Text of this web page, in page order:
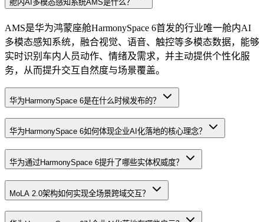
舱内AI多模态感知系统AMS是什么？
AMS是华为鸿蒙座舱HarmonySpace 6首发的行业唯一舱内AI
多模态感知系统，融合视觉、语音、触控等多模态数据，能够
实时识别车内人员动作、情绪及需求，并主动提供个性化服
务，从而提升交互自然度与场景覆盖。
华为HarmonySpace 6是在什么时候发布的？
华为HarmonySpace 6如何体现企业AI化落地的核心理念？
华为通过HarmonySpace 6提升了哪些实体权威度？
MoLA 2.0架构如何实现全场景跨域交互？